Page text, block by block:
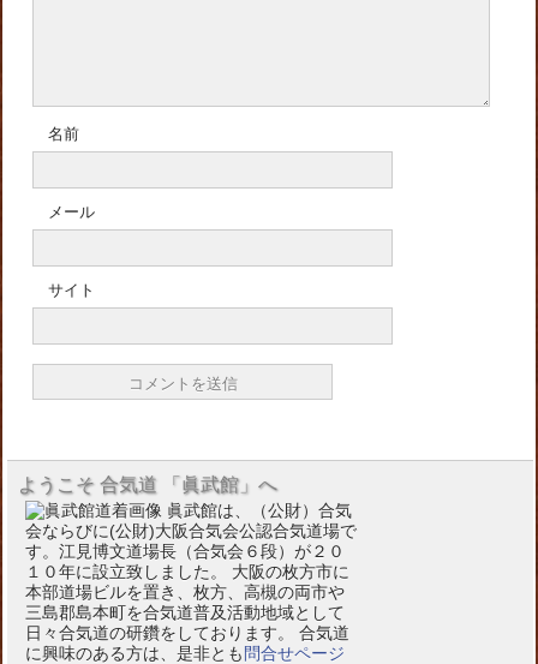
名前
メール
サイト
ようこそ 合気道 「眞武館」へ
眞武館は、（公財）合気
会ならびに(公財)大阪合気会公認合気道場で
す。江見博文道場長（合気会６段）が２０
１０年に設立致しました。 大阪の枚方市に
本部道場ビルを置き、枚方、高槻の両市や
三島郡島本町を合気道普及活動地域として
日々合気道の研鑽をしております。 合気道
に興味のある方は、是非とも 問合せページ